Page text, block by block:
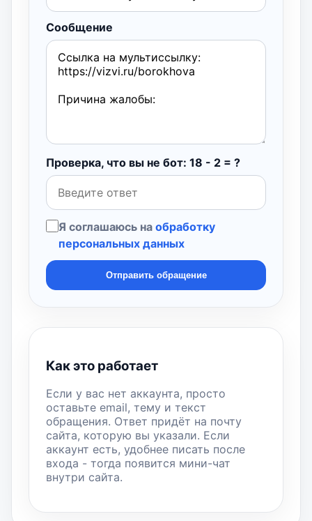
Сообщение
Проверка, что вы не бот: 18 - 2 = ?
Я соглашаюсь на обработку
персональных данных
Отправить обращение
Как это работает
Если у вас нет аккаунта, просто
оставьте email, тему и текст
обращения. Ответ придёт на почту
сайта, которую вы указали. Если
аккаунт есть, удобнее писать после
входа - тогда появится мини-чат
внутри сайта.